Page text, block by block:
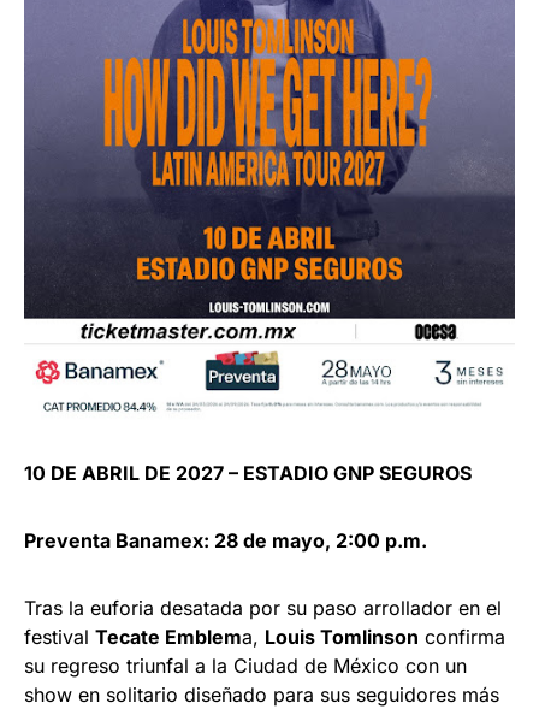
10 DE ABRIL DE 2027 – ESTADIO GNP SEGUROS
Preventa Banamex: 28 de mayo, 2:00 p.m.
Tras la euforia desatada por su paso arrollador en el
festival Tecate Emblema, Louis Tomlinson confirma
su regreso triunfal a la Ciudad de México con un
show en solitario diseñado para sus seguidores más